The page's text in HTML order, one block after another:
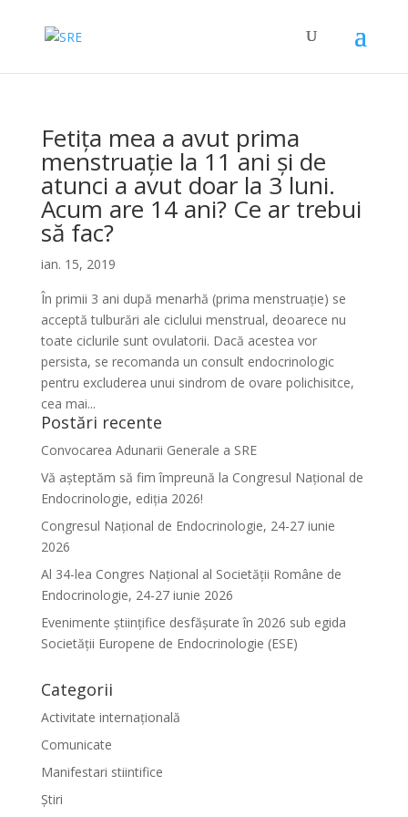
Fetița mea a avut prima
menstruație la 11 ani și de
atunci a avut doar la 3 luni.
Acum are 14 ani? Ce ar trebui
să fac?
ian. 15, 2019
În primii 3 ani după menarhă (prima menstruație) se
acceptă tulburări ale ciclului menstrual, deoarece nu
toate ciclurile sunt ovulatorii. Dacă acestea vor
persista, se recomanda un consult endocrinologic
pentru excluderea unui sindrom de ovare polichisitce,
cea mai...
Postări recente
Convocarea Adunarii Generale a SRE
Vă așteptăm să fim împreună la Congresul Național de
Endocrinologie, ediția 2026!
Congresul Național de Endocrinologie, 24-27 iunie
2026
Al 34-lea Congres Național al Societății Române de
Endocrinologie, 24-27 iunie 2026
Evenimente ştiinţifice desfăşurate în 2026 sub egida
Societăţii Europene de Endocrinologie (ESE)
Categorii
Activitate internațională
Comunicate
Manifestari stiintifice
Știri